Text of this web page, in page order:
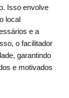
Isso envolve
local
e a
o facilitador
garantindo
e motivados